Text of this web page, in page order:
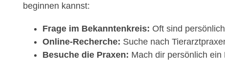
beginnen kannst:
Frage im Bekanntenkreis: Oft sind
Online-Recherche: Suche nach
Besuche die Praxen: Mach dir persönlich